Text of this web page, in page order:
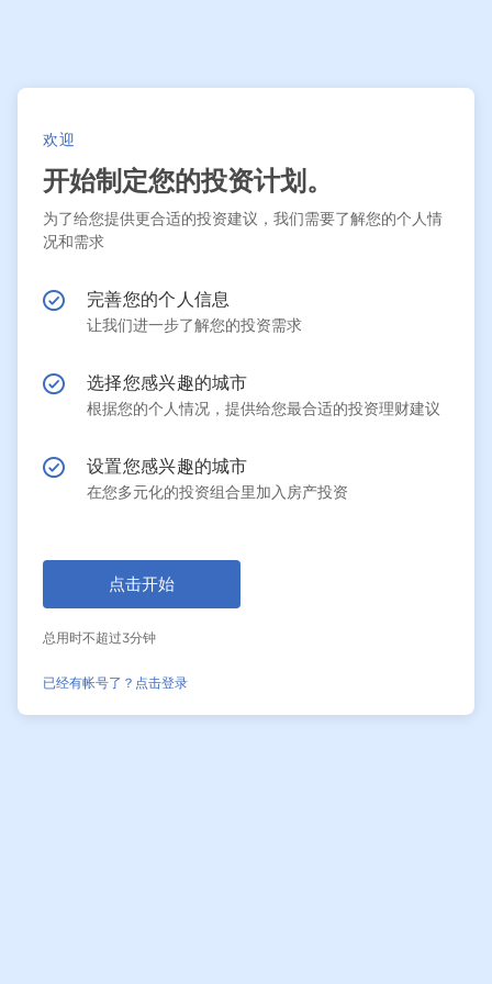
欢迎
开始制定您的投资计划。
为了给您提供更合适的投资建议，我们需要了解您的个人情
况和需求
完善您的个人信息
让我们进一步了解您的投资需求
选择您感兴趣的城市
根据您的个人情况，提供给您最合适的投资理财建议
设置您感兴趣的城市
在您多元化的投资组合里加入房产投资
点击开始
总用时不超过3分钟
已经有帐号了？点击登录